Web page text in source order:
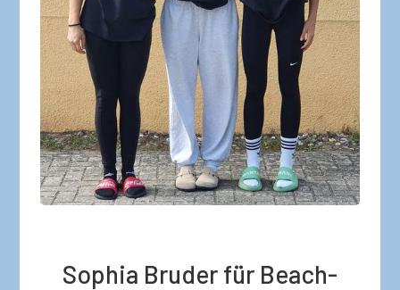
Sophia Bruder für Beach-